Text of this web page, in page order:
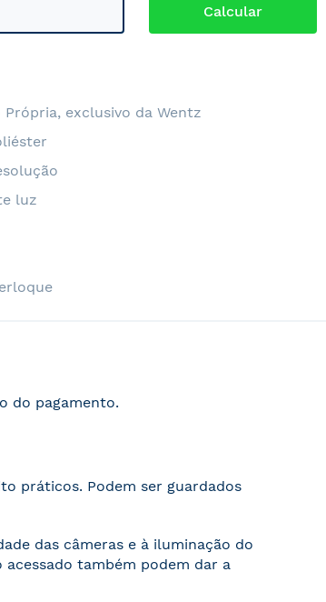
Própria, exclusivo da Wentz
luz
do pagamento.
práticos. Podem ser guardados
das câmeras e à iluminação do
também podem dar a